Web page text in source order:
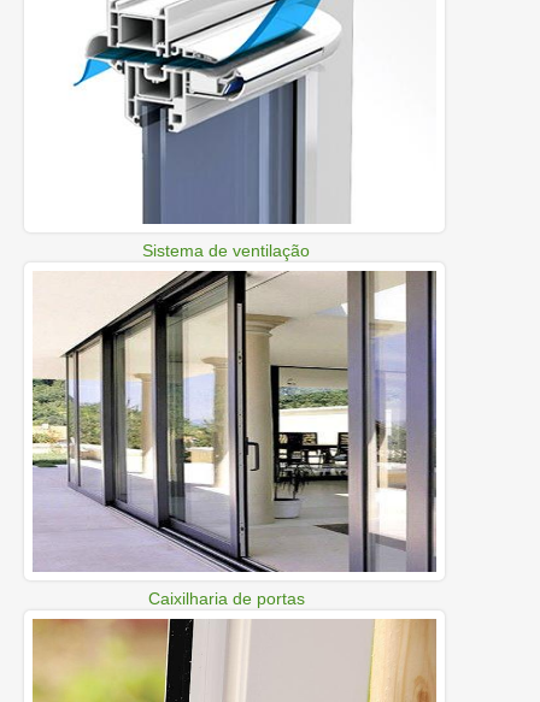
Sistema de ventilação
Caixilharia de portas